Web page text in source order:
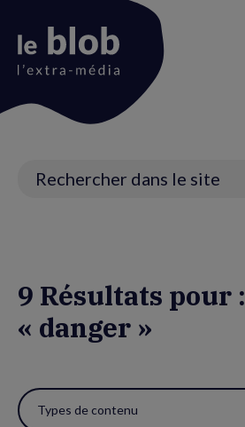
9 Résultats pour :
« danger »
ces Types de contenu